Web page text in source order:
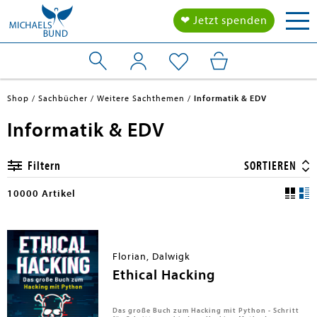
❤ Jetzt spenden
Shop Sachbücher Weitere Sachthemen Informatik & EDV
Informatik & EDV
Filtern SORTIEREN
10000 Artikel
Florian, Dalwigk
Ethical Hacking
Das große Buch zum Hacking mit Python - Schritt